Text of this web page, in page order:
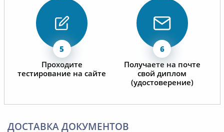
Проходите
тестирование на сайте
Получаете на почте
свой диплом
(удостоверение)
ДОСТАВКА ДОКУМЕНТОВ